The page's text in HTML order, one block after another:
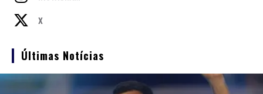
X
Últimas Notícias